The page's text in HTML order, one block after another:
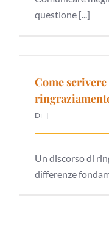
questione [...]
Come
Di |
Un discorso di
differenze